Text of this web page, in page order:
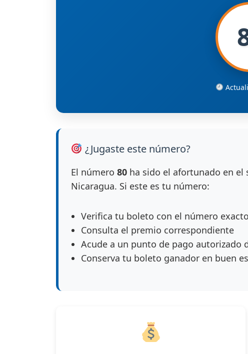
¿Jugaste este número?
El número 80 ha sido el afortunado en el
Nicaragua. Si este es tu número:
Verifica tu boleto con el número exacto
Consulta el premio correspondiente
Acude a un punto de pago autorizado
Conserva tu boleto ganador en buen